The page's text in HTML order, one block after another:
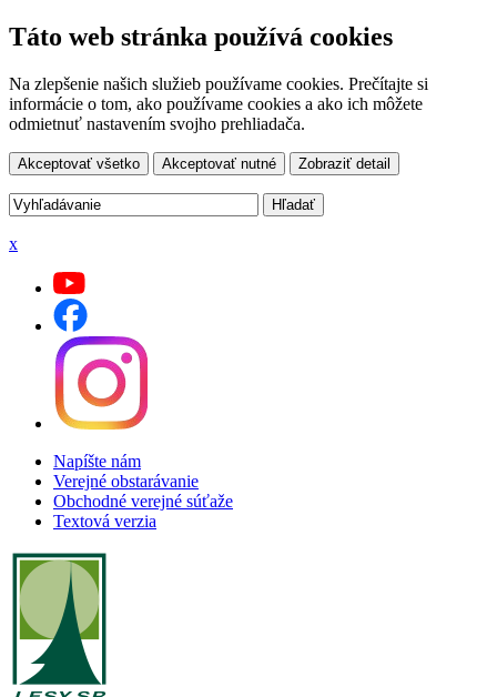
Táto web stránka používá cookies
Na zlepšenie našich služieb používame cookies. Prečítajte si
informácie o tom, ako používame cookies a ako ich môžete
odmietnuť nastavením svojho prehliadača.
Akceptovať všetko Akceptovať nutné Zobraziť detail
x
Napíšte nám
Verejné obstarávanie
Obchodné verejné súťaže
Textová verzia